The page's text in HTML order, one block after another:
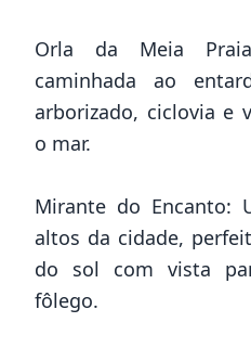
Orla da Meia
caminhada ao
arborizado, ciclovia e
o mar.
Mirante do Encanto:
altos da cidade,
do sol com vista
fôlego.